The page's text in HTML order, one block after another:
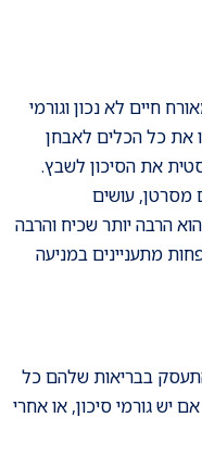
חיים לא נכון וגורמי
את כל הכלים לאבחן
את הסיכון לשבץ.
מסרטן, עושים
הרבה יותר שכיח והרבה
מתעניינים במניעה
בבריאות שלהם כל
את גיל 50, ובוודאי אם יש גורמי סיכון, או אחרי